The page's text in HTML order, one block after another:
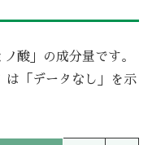
酸」の成分量です。
「データなし」を示